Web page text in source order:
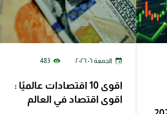
483 الجمعة ٠٦ ٢٠٢٦
اقوى 10 اقتصادات عالميًا :
اقوى اقتصاد في العالم